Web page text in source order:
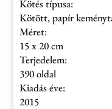
Kötés típusa:
Kötött, papír
Méret:
15 x 20 cm
Terjedelem:
390 oldal
Kiadás éve:
2015